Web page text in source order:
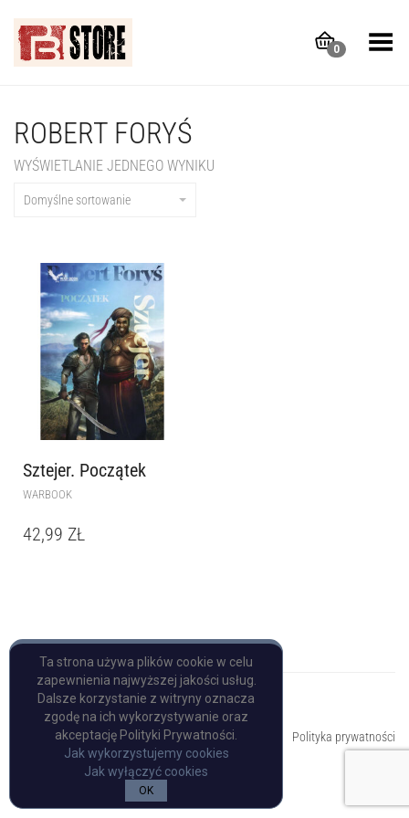
0
Toggle Menu
ROBERT FORYŚ
WYŚWIETLANIE JEDNEGO WYNIKU
Domyślne sortowanie
Sztejer. Początek
WARBOOK
42,99 ZŁ
Copyright © Pulp Books
Polityka prywatności
Ta strona używa plików cookie w celu
zapewnienia najwyższej jakości usług.
Dalsze korzystanie z witryny oznacza
zgodę na ich wykorzystywanie oraz
akceptację Polityki Prywatności.
Jak wykorzystujemy cookies
Jak wyłączyć cookies
OK